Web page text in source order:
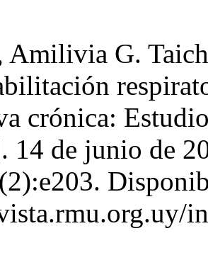
Amilivia G.
crónica:
14 de junio de